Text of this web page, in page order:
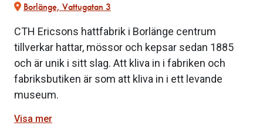
Borlänge, Vattugatan 3
CTH Ericsons hattfabrik i Borlänge centrum
tillverkar hattar, mössor och kepsar sedan 1885
och är unik i sitt slag. Att kliva in i fabriken och
fabriksbutiken är som att kliva in i ett levande
museum.
Visa mer